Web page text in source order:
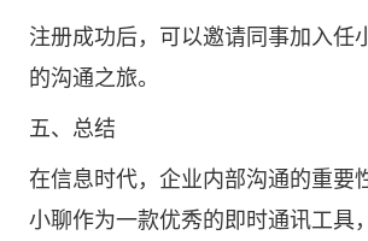
注册成功后，可以邀请同事加入任
的沟通之旅。
五、总结
在信息时代，企业内部沟通的重要
小聊作为一款优秀的即时通讯工具